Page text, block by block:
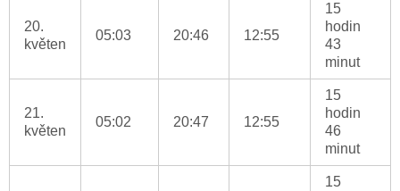
20.
květen
05:03 20:46 12:55
15
hodin
43
minut
21.
květen
05:02 20:47 12:55
15
hodin
46
minut
15